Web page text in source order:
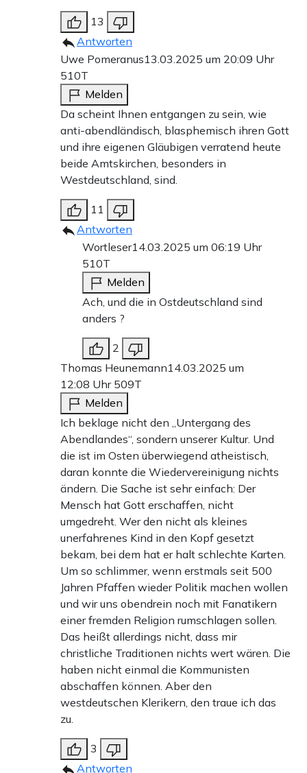
13
Antworten
Uwe Pomeranus13.03.2025 um 20:09 Uhr
510T
Melden
Da scheint Ihnen entgangen zu sein, wie
anti-abendländisch, blasphemisch ihren Gott
und ihre eigenen Gläubigen verratend heute
beide Amtskirchen, besonders in
Westdeutschland, sind.
11
Antworten
Wortleser14.03.2025 um 06:19 Uhr
510T
Melden
Ach, und die in Ostdeutschland sind
anders ?
2
Thomas Heunemann14.03.2025 um
12:08 Uhr 509T
Melden
Ich beklage nicht den „Untergang des
Abendlandes“, sondern unserer Kultur. Und
die ist im Osten überwiegend atheistisch,
daran konnte die Wiedervereinigung nichts
ändern. Die Sache ist sehr einfach: Der
Mensch hat Gott erschaffen, nicht
umgedreht. Wer den nicht als kleines
unerfahrenes Kind in den Kopf gesetzt
bekam, bei dem hat er halt schlechte Karten.
Um so schlimmer, wenn erstmals seit 500
Jahren Pfaffen wieder Politik machen wollen
und wir uns obendrein noch mit Fanatikern
einer fremden Religion rumschlagen sollen.
Das heißt allerdings nicht, dass mir
christliche Traditionen nichts wert wären. Die
haben nicht einmal die Kommunisten
abschaffen können. Aber den
westdeutschen Klerikern, den traue ich das
zu.
3
Antworten